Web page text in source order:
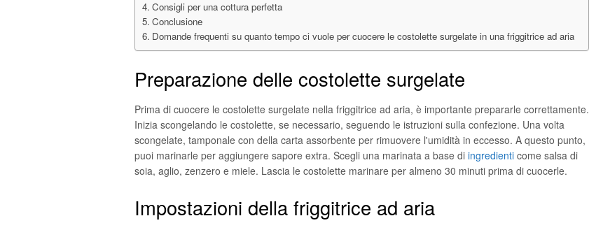
Consigli per una cottura perfetta
Conclusione
Domande frequenti su quanto tempo ci vuole per cuocere le costolette surgelate in una friggitrice ad aria
Preparazione delle costolette surgelate
Prima di cuocere le costolette surgelate nella friggitrice ad aria, è importante prepararle correttamente.
Inizia scongelando le costolette, se necessario, seguendo le istruzioni sulla confezione. Una volta
scongelate, tamponale con della carta assorbente per rimuovere l'umidità in eccesso. A questo punto,
puoi marinarle per aggiungere sapore extra. Scegli una marinata a base di ingredienti come salsa di
soia, aglio, zenzero e miele. Lascia le costolette marinare per almeno 30 minuti prima di cuocerle.
Impostazioni della friggitrice ad aria